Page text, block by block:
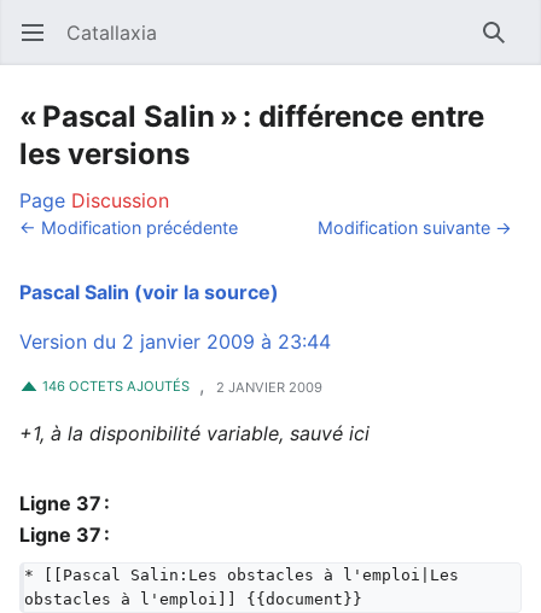
Ouvrir le menu principal Catallaxia
« Pascal Salin » : différence entre
les versions
Page Discussion
← Modification précédente Modification suivante →
Pascal Salin (voir la source)
Version du 2 janvier 2009 à 23:44
146 OCTETS AJOUTÉS , 2 JANVIER 2009
+1, à la disponibilité variable, sauvé ici
Ligne 37 :
Ligne 37 :
* [[Pascal Salin:Les obstacles à l'emploi|Les
obstacles à l'emploi]] {{document}}